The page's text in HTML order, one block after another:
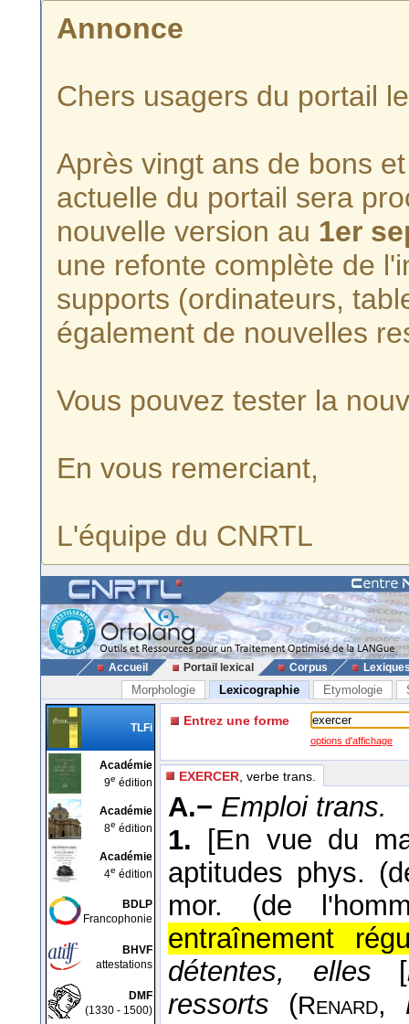
Annonce
Chers usagers du portail
Après vingt ans de bons
actuelle du portail sera
nouvelle version au 1er
une refonte complète de
supports (ordinateurs,
également de nouvelles
Vous pouvez tester la
En vous remerciant,
L'équipe du CNRTL
Accueil Portail lexical Corpus
Morphologie Lexicographie Etymologie
TLFi
Académie
9e édition
Académie
8e édition
Académie
4e édition
BDLP
Francophonie
BHVF
attestations
DMF
(1330 - 1500)
Entrez une forme
options d'affichage
EXERCER , verbe trans.
A.− Emploi trans.
1.
[En vue du
aptitudes phys.
mor. (de
entraînement
détentes, elles [
ressorts (Renard,